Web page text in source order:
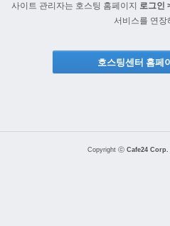
사이트 관리자는 호스팅 홈페이지 로그인
서비스를 연장
호스팅센터 홈페
Copyright ⓒ Cafe24 Corp.